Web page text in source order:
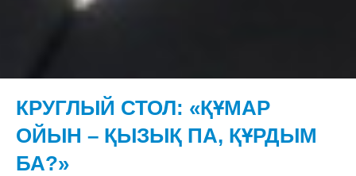
История
Лицензия и приложения
Свидетельства об аккредитации
Структура
Наши руководители
Комитет по делам молодежи
Скидки
Студенту
КРУГЛЫЙ СТОЛ: «ҚҰМАР
ОЙЫН – ҚЫЗЫҚ ПА, ҚҰРДЫМ
БА?»